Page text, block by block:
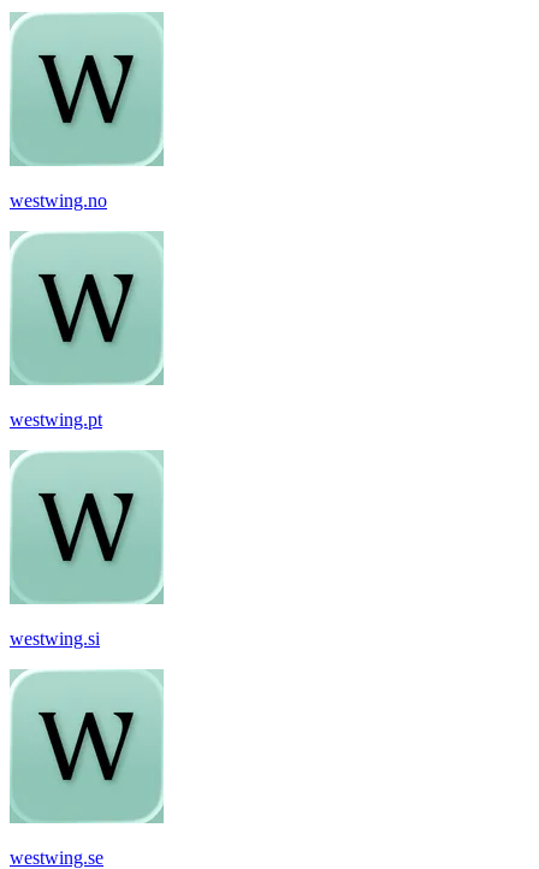
westwing.no
westwing.pt
westwing.si
westwing.se